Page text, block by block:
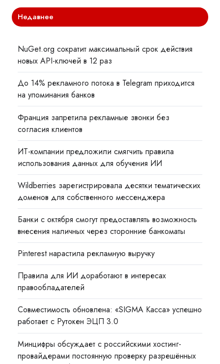
Недавнее
NuGet.org сократит максимальный срок действия
новых API-ключей в 12 раз
До 14% рекламного потока в Telegram приходится
на упоминания банков
Франция запретила рекламные звонки без
согласия клиентов
ИТ-компании предложили смягчить правила
использования данных для обучения ИИ
Wildberries зарегистрировала десятки тематических
доменов для собственного мессенджера
Банки с октября смогут предоставлять возможность
внесения наличных через сторонние банкоматы
Pinterest нарастила рекламную выручку
Правила для ИИ доработают в интересах
правообладателей
Совместимость обновлена: «SIGMA Касса» успешно
работает с Рутокен ЭЦП 3.0
Минцифры обсуждает с российскими хостинг-
провайдерами постоянную проверку разрешённых